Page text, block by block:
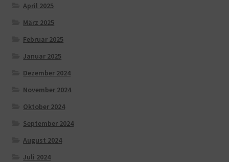
April 2025
März 2025
Februar 2025
Januar 2025
Dezember 2024
November 2024
Oktober 2024
September 2024
August 2024
Juli 2024